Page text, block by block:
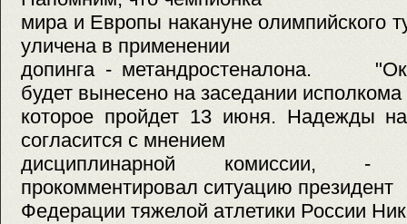
мира и Европы накануне олимпийского
уличена в применении
допинга - метандростеналона.
будет вынесено на заседании
которое пройдет 13 июня. Надежды
согласится с мнением
дисциплинарной комиссии,
прокомментировал ситуацию президент
Федерации тяжелой атлетики России